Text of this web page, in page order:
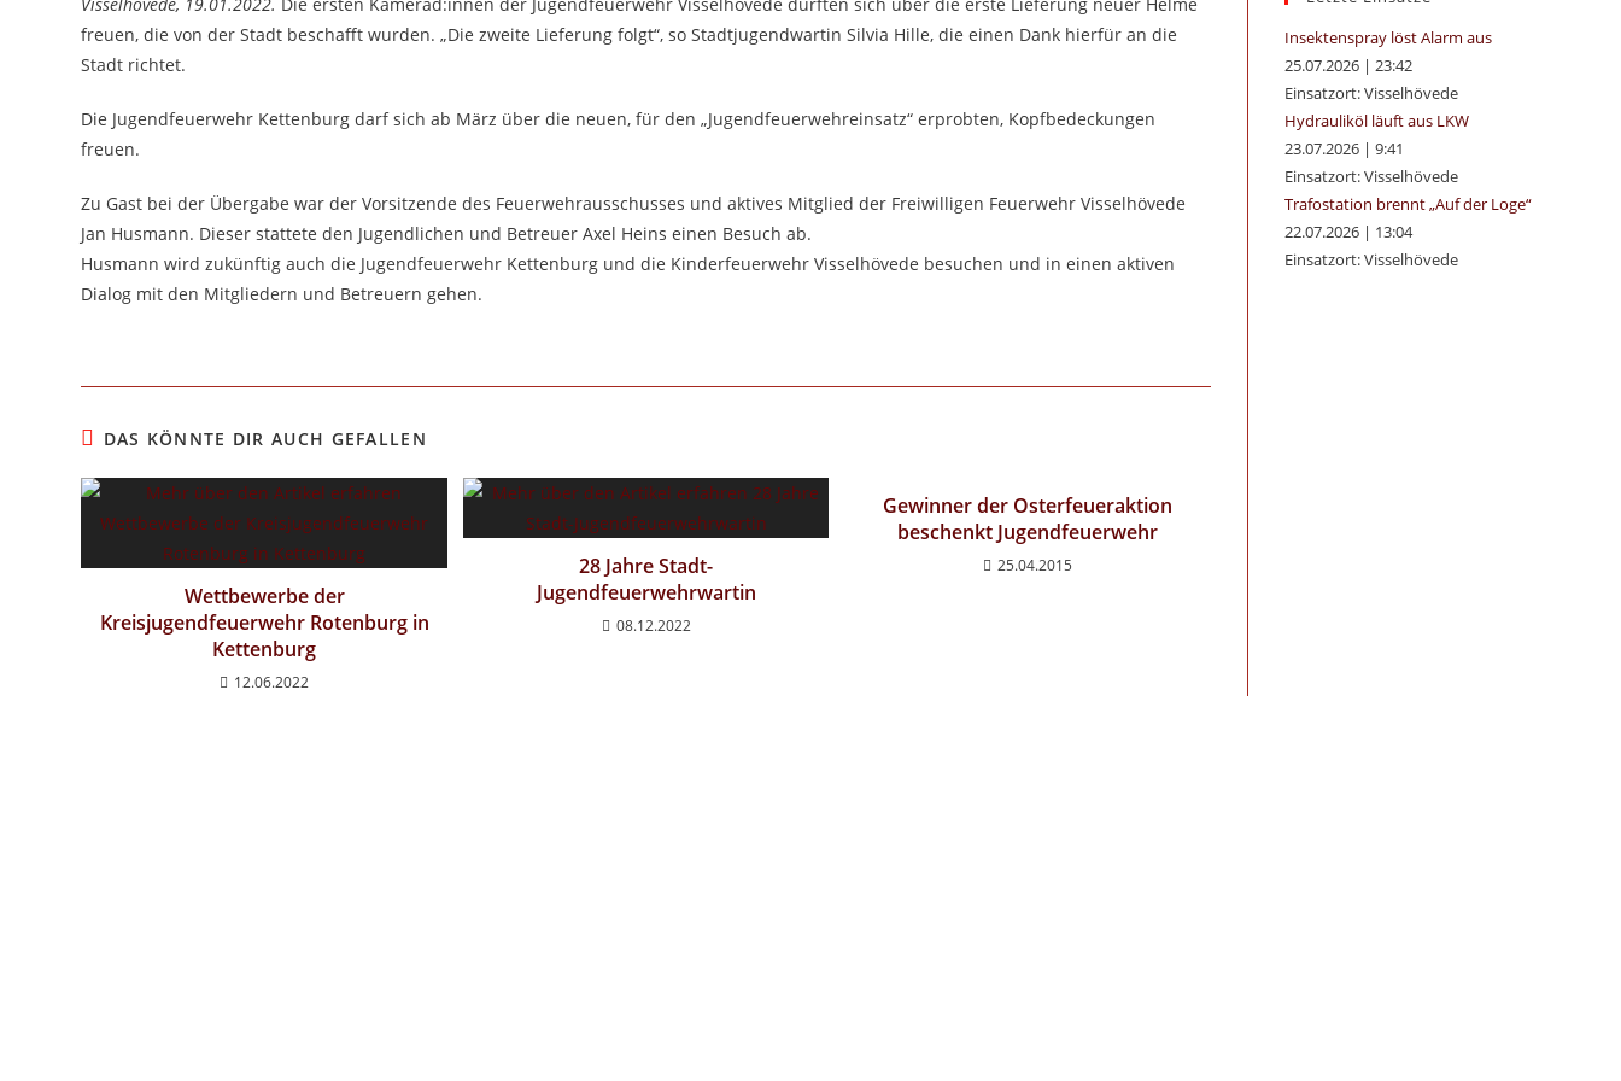
freuen, die von der Stadt beschafft wurden. „Die zweite Lieferung folgt“, so Stadtjugendwartin Silvia Hille, die einen Dank hierfür an die
Stadt richtet.
Die Jugendfeuerwehr Kettenburg darf sich ab März über die neuen, für den „Jugendfeuerwehreinsatz“ erprobten, Kopfbedeckungen
freuen.
Zu Gast bei der Übergabe war der Vorsitzende des Feuerwehrausschusses und aktives Mitglied der Freiwilligen Feuerwehr Visselhövede
Jan Husmann. Dieser stattete den Jugendlichen und Betreuer Axel Heins einen Besuch ab.
Husmann wird zukünftig auch die Jugendfeuerwehr Kettenburg und die Kinderfeuerwehr Visselhövede besuchen und in einen aktiven
Dialog mit den Mitgliedern und Betreuern gehen.
DAS KÖNNTE DIR AUCH GEFALLEN
Wettbewerbe der
Kreisjugendfeuerwehr Rotenburg in
Kettenburg
12.06.2022
28 Jahre Stadt-
Jugendfeuerwehrwartin
08.12.2022
Gewinner der Osterfeueraktion
beschenkt Jugendfeuerwehr
25.04.2015
Insektenspray löst Alarm aus
25.07.2026| 23:42
Einsatzort: Visselhövede
Hydrauliköl läuft aus LKW
23.07.2026| 9:41
Einsatzort: Visselhövede
Trafostation brennt „Auf der Loge“
22.07.2026| 13:04
Einsatzort: Visselhövede